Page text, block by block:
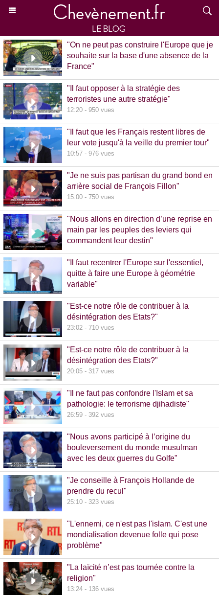
"On ne peut pas construire l'Europe que je
souhaite sur la base d'une absence de la
France"
"Il faut opposer à la stratégie des
terroristes une autre stratégie"
12:20 - 950 vues
"Il faut que les Français restent libres de
leur vote jusqu'à la veille du premier tour"
10:57 - 976 vues
"Je ne suis pas partisan du grand bond en
arrière social de François Fillon"
15:00 - 750 vues
"Nous allons en direction d’une reprise en
main par les peuples des leviers qui
commandent leur destin"
"Il faut recentrer l'Europe sur l'essentiel,
quitte à faire une Europe à géométrie
variable"
"Est-ce notre rôle de contribuer à la
désintégration des Etats?"
23:02 - 710 vues
"Est-ce notre rôle de contribuer à la
désintégration des Etats?"
20:05 - 317 vues
"Il ne faut pas confondre l'Islam et sa
pathologie: le terrorisme djihadiste"
26:59 - 392 vues
"Nous avons participé à l’origine du
bouleversement du monde musulman
avec les deux guerres du Golfe"
"Je conseille à François Hollande de
prendre du recul"
25:10 - 323 vues
"L'ennemi, ce n'est pas l'islam. C'est une
mondialisation devenue folle qui pose
problème"
"La laïcité n’est pas tournée contre la
religion"
13:24 - 136 vues